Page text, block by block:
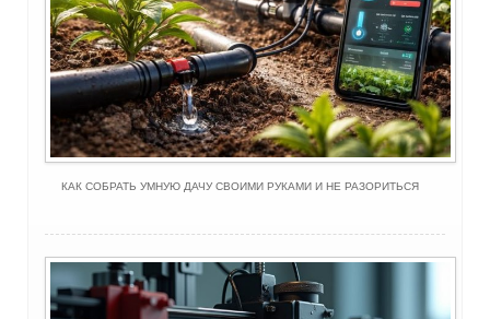
КАК СОБРАТЬ УМНУЮ ДАЧУ СВОИМИ РУКАМИ И НЕ РАЗОРИТЬСЯ